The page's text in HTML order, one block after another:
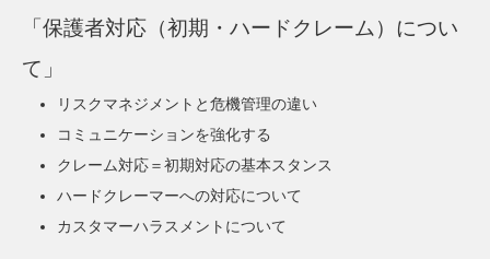
「保護者対応（初期・ハードクレーム）につい
て」
リスクマネジメントと危機管理の違い
コミュニケーションを強化する
クレーム対応＝初期対応の基本スタンス
ハードクレーマーへの対応について
カスタマーハラスメントについて